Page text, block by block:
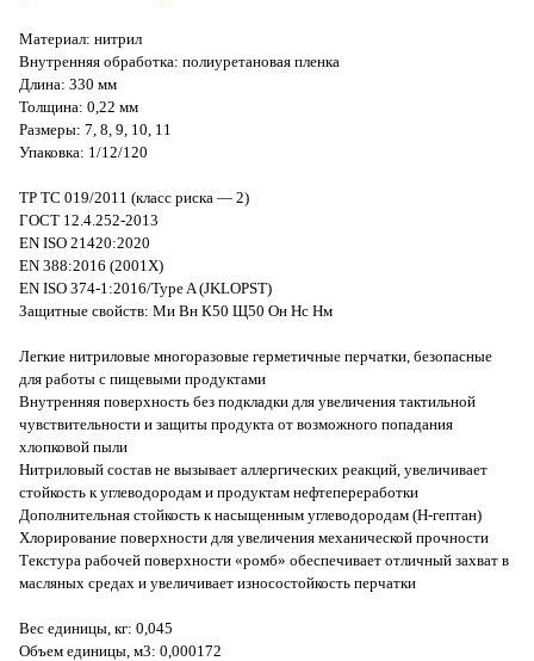
Материал: нитрил
Внутренняя обработка: полиуретановая пленка
Длина: 330 мм
Толщина: 0,22 мм
Размеры: 7, 8, 9, 10, 11
Упаковка: 1/12/120
ТР ТС 019/2011 (класс риска — 2)
ГОСТ 12.4.252-2013
EN ISO 21420:2020
EN 388:2016 (2001X)
EN ISO 374-1:2016/Type A (JKLOPST)
Защитные свойств: Ми Вн К50 Щ50 Он Нс Нм
Легкие нитриловые многоразовые герметичные перчатки, безопасные
для работы с пищевыми продуктами
Внутренняя поверхность без подкладки для увеличения тактильной
чувствительности и защиты продукта от возможного попадания
хлопковой пыли
Нитриловый состав не вызывает аллергических реакций, увеличивает
стойкость к углеводородам и продуктам нефтепереработки
Дополнительная стойкость к насыщенным углеводородам (Н-гептан)
Хлорирование поверхности для увеличения механической прочности
Текстура рабочей поверхности «ромб» обеспечивает отличный захват в
масляных средах и увеличивает износостойкость перчатки
Вес единицы, кг: 0,045
Объем единицы, м3: 0,000172